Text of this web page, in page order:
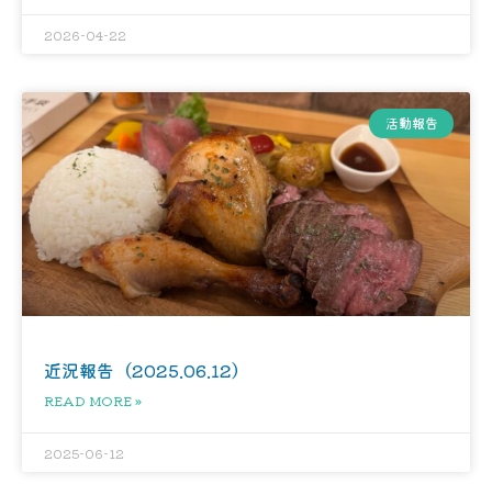
2026-04-22
活動報告
近況報告（2025.06.12）
READ MORE »
2025-06-12